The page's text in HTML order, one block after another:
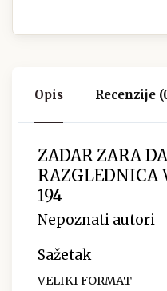
Opis Recenzije
ZADAR ZARA
RAZGLEDNICA
194
Nepoznati autori
Sažetak
VELIKI FORMAT